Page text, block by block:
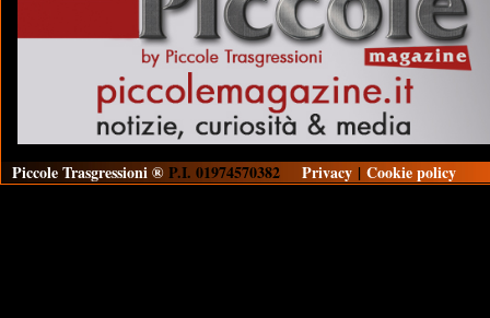
Piccole Trasgressioni ® P.I. 01974570382 Privacy | Cookie policy